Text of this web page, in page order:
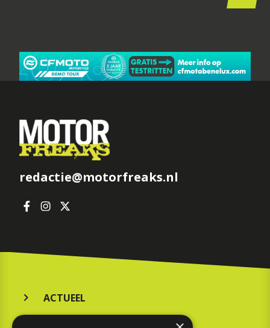
redactie@motorfreaks.nl
ACTUEEL